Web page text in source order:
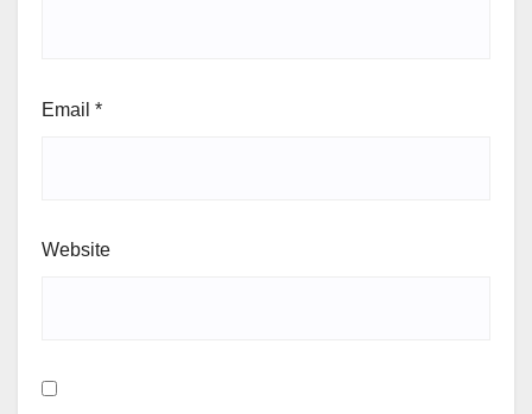
Email *
Website